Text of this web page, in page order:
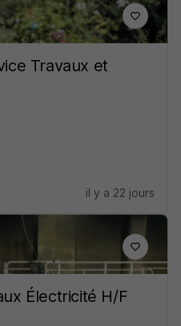
Travaux et
il y a 22 jours
Électricité H/F